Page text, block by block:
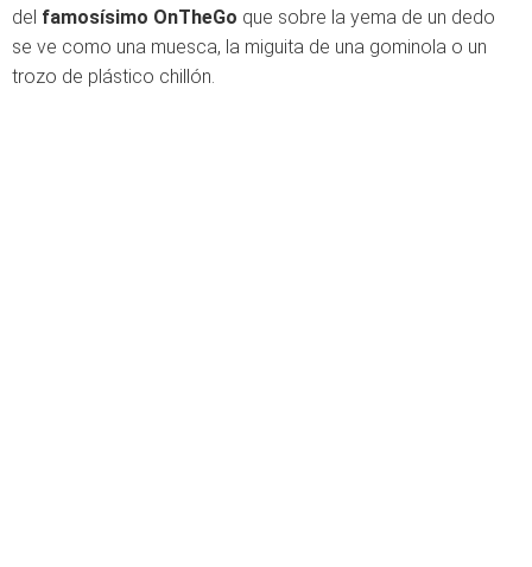
del famosísimo OnTheGo que sobre la yema de un dedo
se ve como una muesca, la miguita de una gominola o un
trozo de plástico chillón.